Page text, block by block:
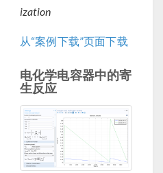
ization
从“案例下载”页面下载
电化学电容器中的寄
生反应